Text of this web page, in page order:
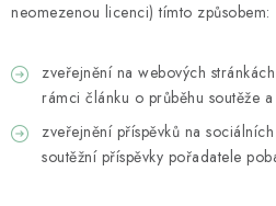
neomezenou licenci) tímto způsobem:
zveřejnění na webových
rámci článku o průběhu soutěže
zveřejnění příspěvků na
soutěžní příspěvky pořadatele